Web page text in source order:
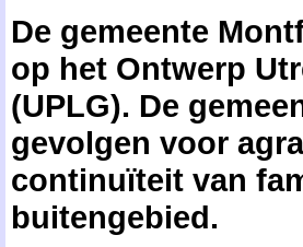
De gemeente
op het Ontwerp
(UPLG). De
gevolgen voor
continuïteit van
buitengebied.